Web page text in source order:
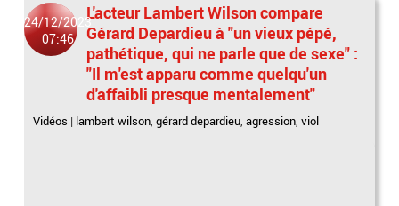
24/12/2023
07:46
L'acteur Lambert Wilson compare
Gérard Depardieu à "un vieux pépé,
pathétique, qui ne parle que de sexe" :
"Il m'est apparu comme quelqu'un
d'affaibli presque mentalement"
Vidéos | lambert wilson,gérard depardieu,agression,viol